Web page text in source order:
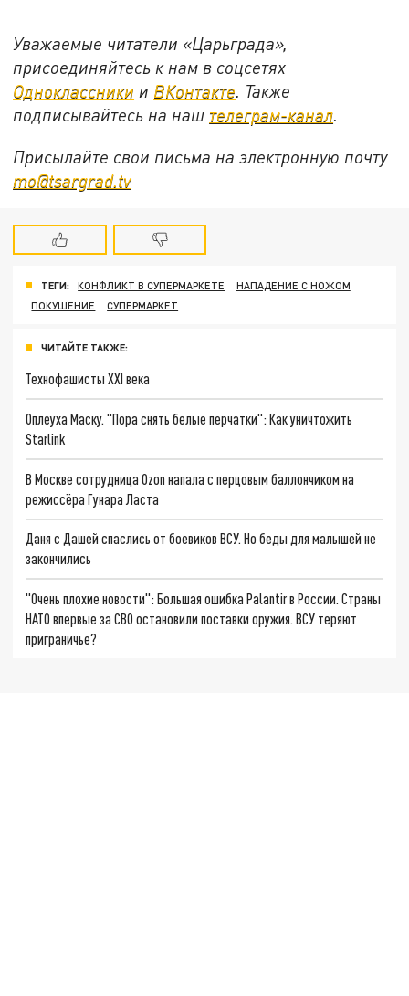
Уважаемые читатели «Царьграда»,
присоединяйтесь к нам в соцсетях
Одноклассники и ВКонтакте. Также
подписывайтесь на наш телеграм-канал.
Присылайте свои письма на электронную почту
mo@tsargrad.tv
ТЕГИ: КОНФЛИКТ В СУПЕРМАРКЕТЕ
НАПАДЕНИЕ С НОЖОМ
ПОКУШЕНИЕ
СУПЕРМАРКЕТ
ЧИТАЙТЕ ТАКЖЕ:
Технофашисты XXI века
Оплеуха Маску. "Пора снять белые перчатки": Как уничтожить
Starlink
В Москве сотрудница Ozon напала с перцовым баллончиком на
режиссёра Гунара Ласта
Даня с Дашей спаслись от боевиков ВСУ. Но беды для малышей не
закончились
"Очень плохие новости": Большая ошибка Palantir в России. Страны
НАТО впервые за СВО остановили поставки оружия. ВСУ теряют
приграничье?